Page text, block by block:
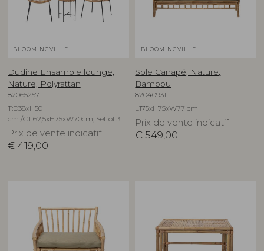
BLOOMINGVILLE
Dudine Ensamble lounge,
Nature, Polyrattan
82065257
T:D38xH50
cm./C:L62,5xH75xW70cm, Set of 3
Prix de vente indicatif
€ 419,00
BLOOMINGVILLE
Sole Canapé, Nature,
Bambou
82040931
L175xH75xW77 cm
Prix de vente indicatif
€ 549,00